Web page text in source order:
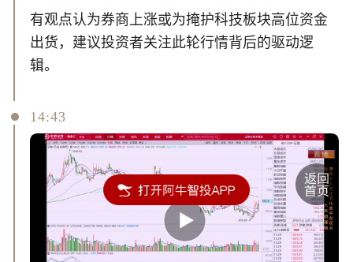
有观点认为券商上涨或为掩护科技板块高位资金
出货，建议投资者关注此轮行情背后的驱动逻
辑。
14:43